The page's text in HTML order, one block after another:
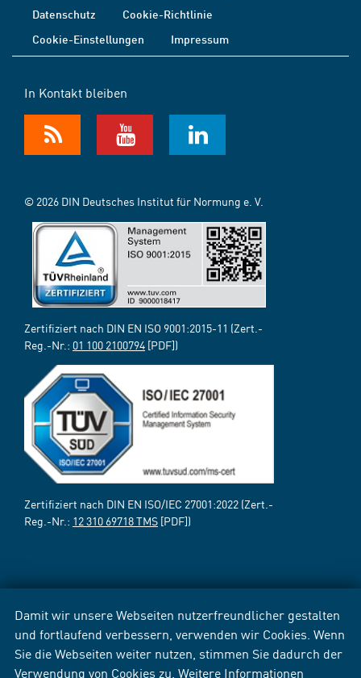
Damit wir unsere Webseiten nutzerfreundlicher gestalten
und fortlaufend verbessern, verwenden wir Cookies. Wenn
Sie die Webseiten weiter nutzen, stimmen Sie dadurch der
Verwendung von Cookies zu. Weitere Informationen
Datenschutz
Cookie-Richtlinie
Cookie-Einstellungen
Impressum
In Kontakt bleiben
© 2026 DIN Deutsches Institut für Normung e. V.
Zertifiziert nach DIN EN ISO 9001:2015-11 (Zert.-
Reg.-Nr.: 01 100 2100794 [PDF])
Zertifiziert nach DIN EN ISO/IEC 27001:2022 (Zert.-
Reg.-Nr.: 12 310 69718 TMS [PDF])